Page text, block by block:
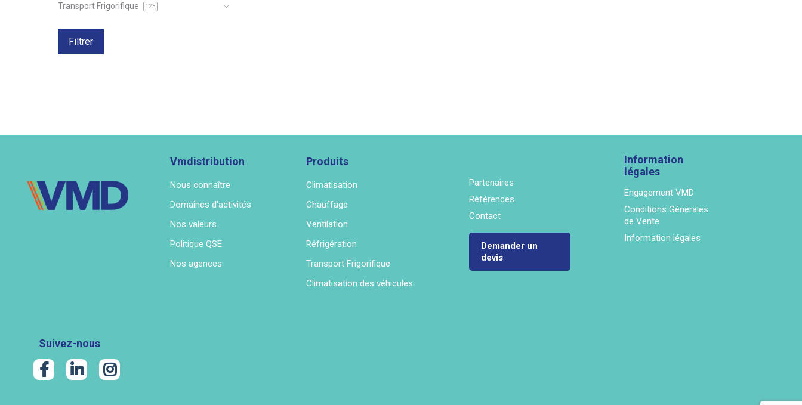
Transport Frigorifique 123
Filtrer
Vmdistribution
Nous connaître
Domaines d'activités
Nos valeurs
Politique QSE
Nos agences
Produits
Climatisation
Chauffage
Ventilation
Réfrigération
Transport Frigorifique
Climatisation des véhicules
Partenaires
Références
Contact
Demander un
devis
Information
légales
Engagement VMD
Conditions Générales
de Vente
Information légales
Suivez-nous